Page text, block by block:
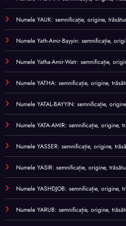
Numele YAUK: semnificație, origine,
Numele Yath-Amir-Bayyin: semnificație,
Numele Yatha-Amir-Watr: semnificație,
Numele YATHA: semnificație, origine,
Numele YATAL-BAYYIN: semnificație,
Numele YATA-AMIR: semnificație, origine,
Numele YASSER: semnificație, origine,
Numele YASIR: semnificație, origine,
Numele YASHDJOB: semnificație, origine,
Numele YARUB: semnificație, origine,